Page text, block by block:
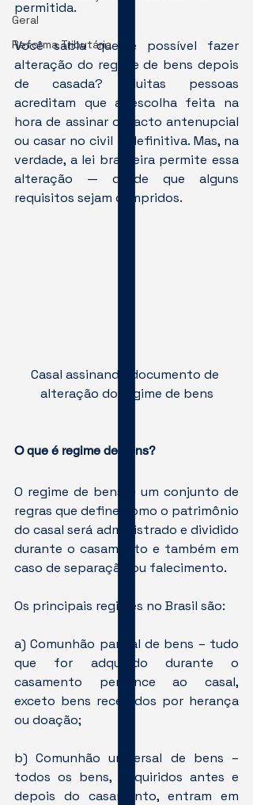
Geral
Reforma Tributária
permitida.
Você sabia que é possível fazer
alteração do regime de bens depois
de casada? Muitas pessoas
acreditam que a escolha feita na
hora de assinar o pacto antenupcial
ou casar no civil é definitiva. Mas, na
verdade, a lei brasileira permite essa
alteração — desde que alguns
requisitos sejam cumpridos.
Casal assinando documento de
alteração do regime de bens
O que é regime de bens?
O regime de bens é um conjunto de
regras que define como o patrimônio
do casal será administrado e dividido
durante o casamento e também em
caso de separação ou falecimento.
Os principais regimes no Brasil são:
a) Comunhão parcial de bens – tudo
que for adquirido durante o
casamento pertence ao casal,
exceto bens recebidos por herança
ou doação;
b) Comunhão universal de bens –
todos os bens, adquiridos antes e
depois do casamento, entram em